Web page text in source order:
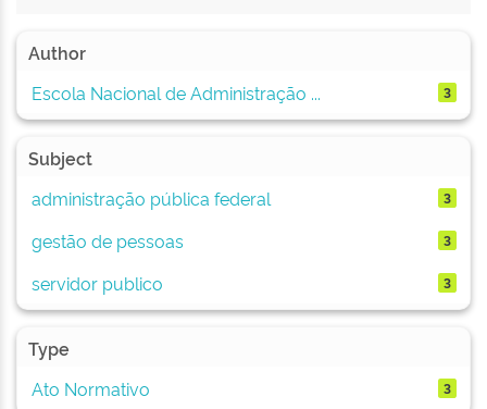
Author
Escola Nacional de Administração ...
3
Subject
administração pública federal
3
gestão de pessoas 3
servidor publico 3
Type
Ato Normativo
3